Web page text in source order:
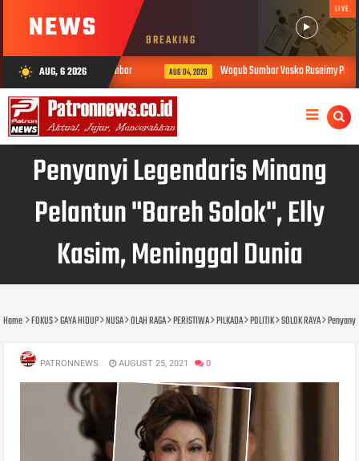
NEWS BREAKING
LIVE
wb_sunny AUG, 6 2026
Kanwil Kemenag Sumbar AUG 04, 2026 Wagub Sumbar Vasko Ruseimy Pimpin
Penyanyi Legendaris Minang
Pelantun "Bareh Solok", Elly
Kasim, Meninggal Dunia
Home FOKUS GAYA HIDUP NUSA OLAH RAGA PERISTIWA PILKADA POLITIK SOLOK RAYA
PATRONNEWS AUGUST 25, 2021 0